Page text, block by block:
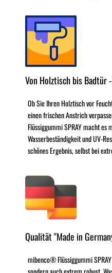
Von Holztisch bis Badtür
Ob Sie Ihren Holztisch vor
einen frischen Anstrich
Flüssiggummi SPRAY macht
Wasserbeständigkeit und UV-
schönes Ergebnis, selbst bei
Qualität "Made in
mibenco® Flüssiggummi